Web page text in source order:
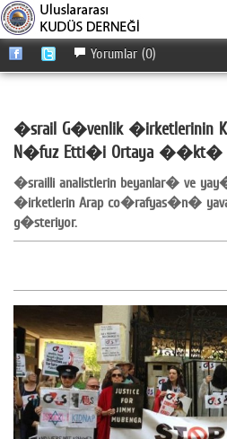
�srail G�venlik �irketlerinin
N�fuz Etti�i Ortaya ��kt�
�srailli analistlerin beyanlar� ve
�irketlerin Arap co�rafyas�n�
g�steriyor.
Yorumlar (0)